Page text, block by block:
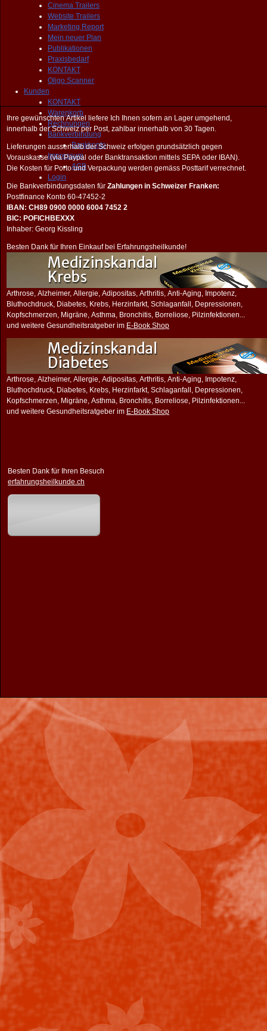
Cinema Trailers
Website Trailers
Marketing Report
Mein neuer Plan
Publikationen
Praxisbedarf
KONTAKT
Oligo Scanner
Kunden
KONTAKT
Warenkorb
Rechnungen
Bankverbindung
Bankkonto
Impressum
AGB
Login
Ihre gewünschten Artikel liefere Ich Ihnen sofern an Lager umgehend,
innerhalb der Schweiz per Post, zahlbar innerhalb von 30 Tagen.
Lieferungen ausserhalb der Schweiz erfolgen grundsätzlich gegen
Vorauskasse (via Paypal oder Banktransaktion mittels SEPA oder IBAN).
Die Kosten für Porto und Verpackung werden gemäss Posttarif verrechnet.
Die Bankverbindungsdaten für Zahlungen in Schweizer Franken:
Postfinance Konto 60-47452-2
IBAN: CH89 0900 0000 6004 7452 2
BIC: POFICHBEXXX
Inhaber: Georg Kissling
Besten Dank für Ihren Einkauf bei Erfahrungsheilkunde!
Arthrose, Alzheimer, Allergie, Adipositas, Arthritis, Anti-Aging, Impotenz,
Bluthochdruck, Diabetes, Krebs, Herzinfarkt, Schlaganfall, Depressionen,
Kopfschmerzen, Migräne, Asthma, Bronchitis, Borreliose, Pilzinfektionen...
und weitere Gesundheitsratgeber im E-Book Shop
Arthrose, Alzheimer, Allergie, Adipositas, Arthritis, Anti-Aging, Impotenz,
Bluthochdruck, Diabetes, Krebs, Herzinfarkt, Schlaganfall, Depressionen,
Kopfschmerzen, Migräne, Asthma, Bronchitis, Borreliose, Pilzinfektionen...
und weitere Gesundheitsratgeber im E-Book Shop
Besten Dank für Ihren Besuch
erfahrungsheilkunde.ch